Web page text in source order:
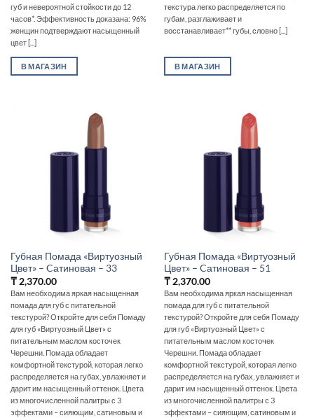
губ и невероятной стойкости до 12
часов*. Эффективность доказана: 96%
женщин подтверждают насыщенный
цвет [...]
В МАГАЗИН
текстура легко распределяется по
губам, разглаживает и
восстанавливает** губы, словно [...]
В МАГАЗИН
Губная Помада «Виртуозный
Цвет» – Cатиновая – 33
₸2,370.00
Вам необходима яркая насыщенная
помада для губ с питательной
текстурой? Откройте для себя Помаду
для губ «Виртуозный Цвет» с
питательным маслом косточек
Черешни. Помада обладает
комфортной текстурой, которая легко
распределяется на губах, увлажняет и
дарит им насыщенный оттенок. Цвета
из многочисленной палитры с 3
эффектами – сияющим, сатиновым и
Губная Помада «Виртуозный
Цвет» – Cатиновая – 51
₸2,370.00
Вам необходима яркая насыщенная
помада для губ с питательной
текстурой? Откройте для себя Помаду
для губ «Виртуозный Цвет» с
питательным маслом косточек
Черешни. Помада обладает
комфортной текстурой, которая легко
распределяется на губах, увлажняет и
дарит им насыщенный оттенок. Цвета
из многочисленной палитры с 3
эффектами – сияющим, сатиновым и